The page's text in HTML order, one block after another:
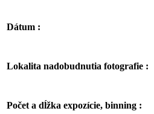
Dátum :
Lokalita nadobudnutia fotografie :
Počet a dĺžka expozície, binning :